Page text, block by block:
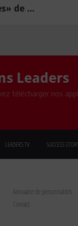
de ...
Leaders
télécharger nos
LEADERS TV SUCCESS
Annuaire de personnalités
Contact